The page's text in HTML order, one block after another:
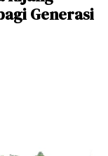
Generasi